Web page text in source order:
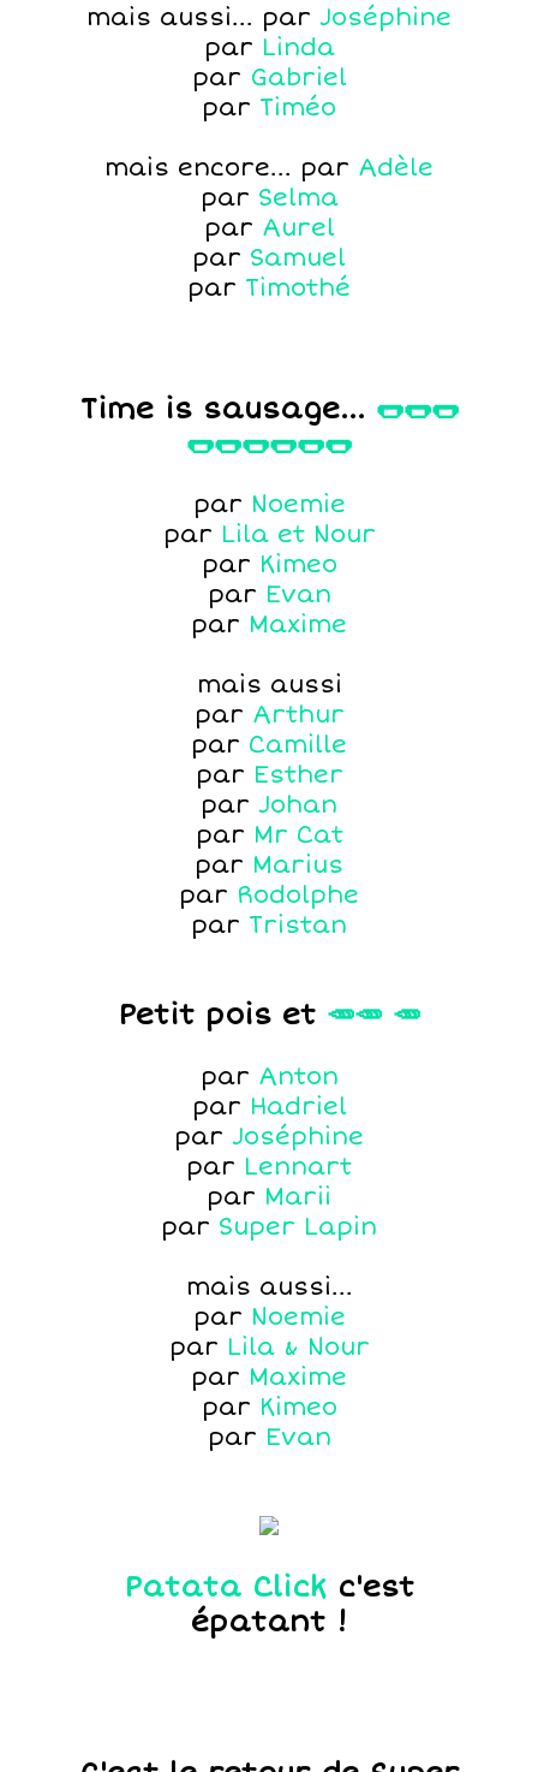
mais aussi... par Joséphine
par Linda
par Gabriel
par Timéo
mais encore... par Adèle
par Selma
par Aurel
par Samuel
par Timothé
Time is sausage... 🌭🌭🌭
🌭🌭🌭🌭🌭🌭
par Noemie
par Lila et Nour
par Kimeo
par Evan
par Maxime
mais aussi
par Arthur
par Camille
par Esther
par Johan
par Mr Cat
par Marius
par Rodolphe
par Tristan
Petit pois et 🥕🥕 🥕
par Anton
par Hadriel
par Joséphine
par Lennart
par Marii
par Super Lapin
mais aussi...
par Noemie
par Lila & Nour
par Maxime
par Kimeo
par Evan
Patata Click c'est
épatant !